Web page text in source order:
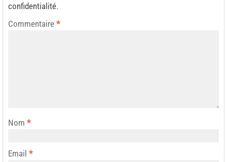
confidentialité.
Commentaire *
Nom *
Email *